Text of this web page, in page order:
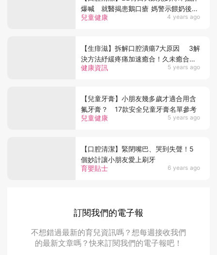
兒童健康 4 years ago
爆喊 就醫揭患鵝口瘡 媽警示餵奶後要
做清潔
健康資訊 5 years ago
【生痱滋】拆解口腔潰瘍7大原因 3解
決方法紓緩疼痛加速癒合！久未癒合要
就醫！
兒童健康 5 years ago
【兒童牙膏】小朋友幾多歲才適合用含
氟牙膏？ 17款安全兒童牙膏名單參考
育嬰貼士 6 years ago
【口腔清潔】緊閉嘴巴、哭到失聲！5
個妙計讓小朋友愛上刷牙
訂閱我們的電子報
不想錯過最新的育兒資訊嗎？想每週接收我們
的最新文章嗎？快來訂閱我們的電子報吧！